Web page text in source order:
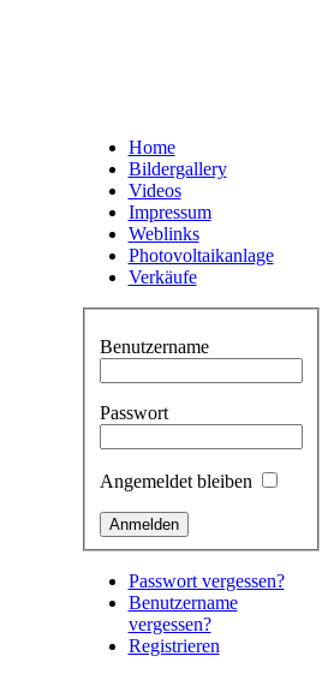
Home
Bildergallery
Videos
Impressum
Weblinks
Photovoltaikanlage
Verkäufe
Benutzername
Passwort
Angemeldet bleiben
Passwort vergessen?
Benutzername
vergessen?
Registrieren